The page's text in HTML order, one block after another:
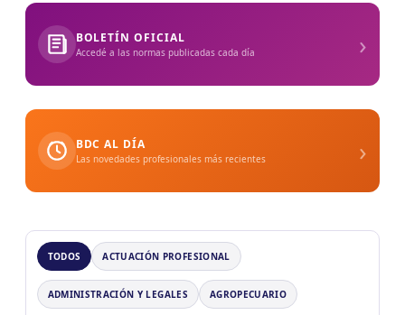
BOLETÍN OFICIAL
Accedé a las normas publicadas cada día ›
BDC AL DÍA
Las novedades profesionales más recientes ›
TODOS ACTUACIÓN PROFESIONAL
ADMINISTRACIÓN Y LEGALES AGROPECUARIO